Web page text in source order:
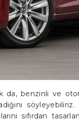
da, benzinli ve
sıfırdan